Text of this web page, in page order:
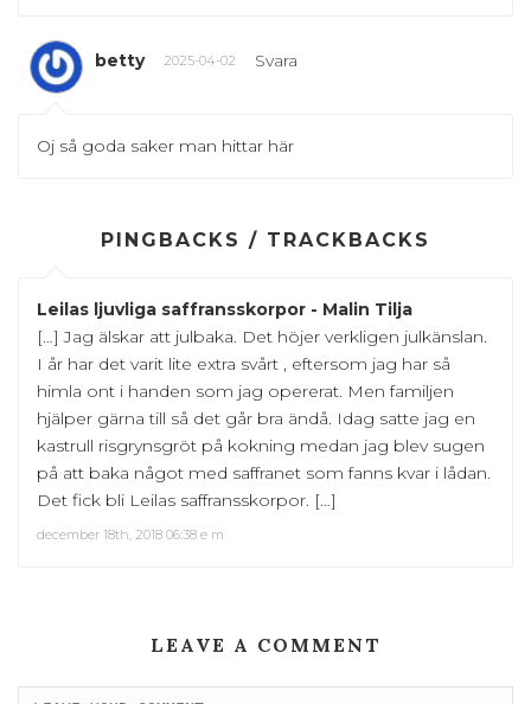
betty 2025-04-02 Svara
Oj så goda saker man hittar här
PINGBACKS / TRACKBACKS
Leilas ljuvliga saffransskorpor - Malin Tilja
[…] Jag älskar att julbaka. Det höjer verkligen julkänslan.
I år har det varit lite extra svårt , eftersom jag har så
himla ont i handen som jag opererat. Men familjen
hjälper gärna till så det går bra ändå. Idag satte jag en
kastrull risgrynsgröt på kokning medan jag blev sugen
på att baka något med saffranet som fanns kvar i lådan.
Det fick bli Leilas saffransskorpor. […]
december 18th, 2018 06:38 e m
LEAVE A COMMENT